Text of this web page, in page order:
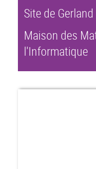
Site de Gerland
Maison des
l'Informatique